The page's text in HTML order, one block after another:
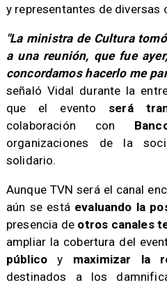
y representantes de diversas
​"La ministra de Cultura
a una reunión, que fue
concordamos hacerlo me
señaló Vidal durante la
que el evento será
colaboración con
organizaciones de la
solidario.
​Aunque TVN será el canal
aún se está evaluando la
presencia de otros canales
ampliar la cobertura del
público y maximizar la
destinados a los